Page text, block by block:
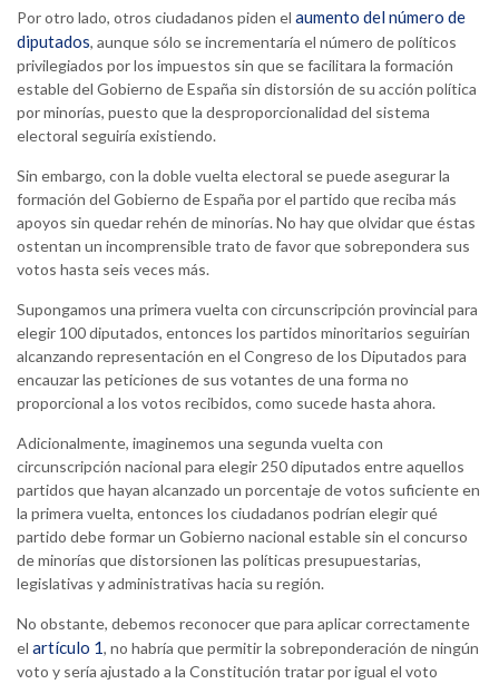
Por otro lado, otros ciudadanos piden el aumento del número de
diputados, aunque sólo se incrementaría el número de políticos
privilegiados por los impuestos sin que se facilitara la formación
estable del Gobierno de España sin distorsión de su acción política
por minorías, puesto que la desproporcionalidad del sistema
electoral seguiría existiendo.
Sin embargo, con la doble vuelta electoral se puede asegurar la
formación del Gobierno de España por el partido que reciba más
apoyos sin quedar rehén de minorías. No hay que olvidar que éstas
ostentan un incomprensible trato de favor que sobrepondera sus
votos hasta seis veces más.
Supongamos una primera vuelta con circunscripción provincial para
elegir 100 diputados, entonces los partidos minoritarios seguirían
alcanzando representación en el Congreso de los Diputados para
encauzar las peticiones de sus votantes de una forma no
proporcional a los votos recibidos, como sucede hasta ahora.
Adicionalmente, imaginemos una segunda vuelta con
circunscripción nacional para elegir 250 diputados entre aquellos
partidos que hayan alcanzado un porcentaje de votos suficiente en
la primera vuelta, entonces los ciudadanos podrían elegir qué
partido debe formar un Gobierno nacional estable sin el concurso
de minorías que distorsionen las políticas presupuestarias,
legislativas y administrativas hacia su región.
No obstante, debemos reconocer que para aplicar correctamente
el artículo 1, no habría que permitir la sobreponderación de ningún
voto y sería ajustado a la Constitución tratar por igual el voto